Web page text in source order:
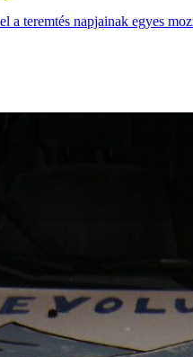
teremtés napjainak egyes